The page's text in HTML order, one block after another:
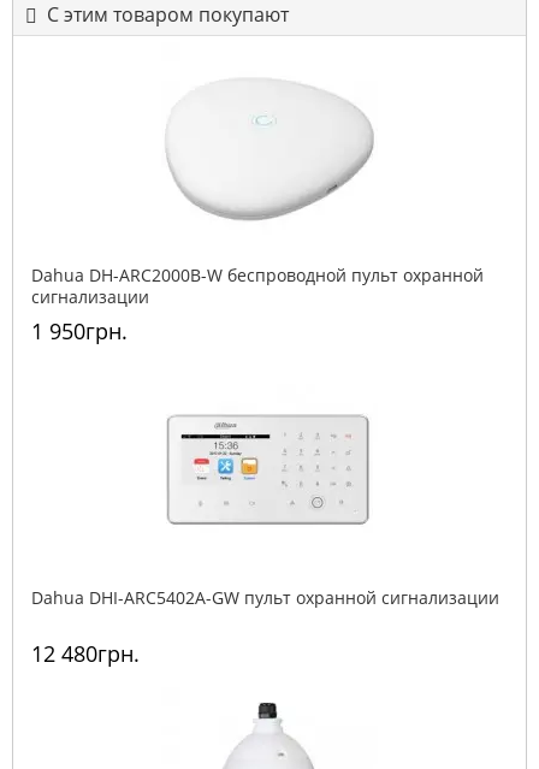
С этим товаром покупают
Dahua DH-ARC2000B-W беспроводной пульт охранной
сигнализации
1 950грн.
Dahua DHI-ARC5402A-GW пульт охранной сигнализации
12 480грн.